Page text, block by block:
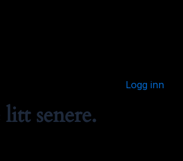
Logg inn
senere.